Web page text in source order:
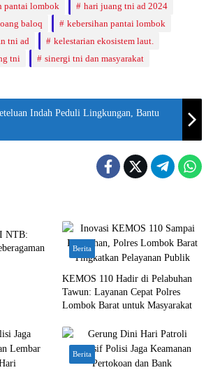
pantai lombok
hari juang tni ad 2024
baloq
kebersihan pantai lombok
tni ad
kelestarian ekosistem laut.
tni
sinergi tni dan masyarakat
Indah Peduli Lingkungan, Bantu
NTB:
Berita
KEMOS 110 Hadir di Pelabuhan
Tawun: Layanan Cepat Polres
Lombok Barat untuk Masyarakat
Berita